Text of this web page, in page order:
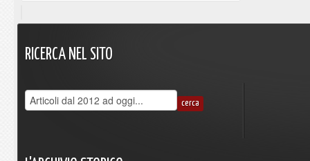
RICERCA NEL SITO